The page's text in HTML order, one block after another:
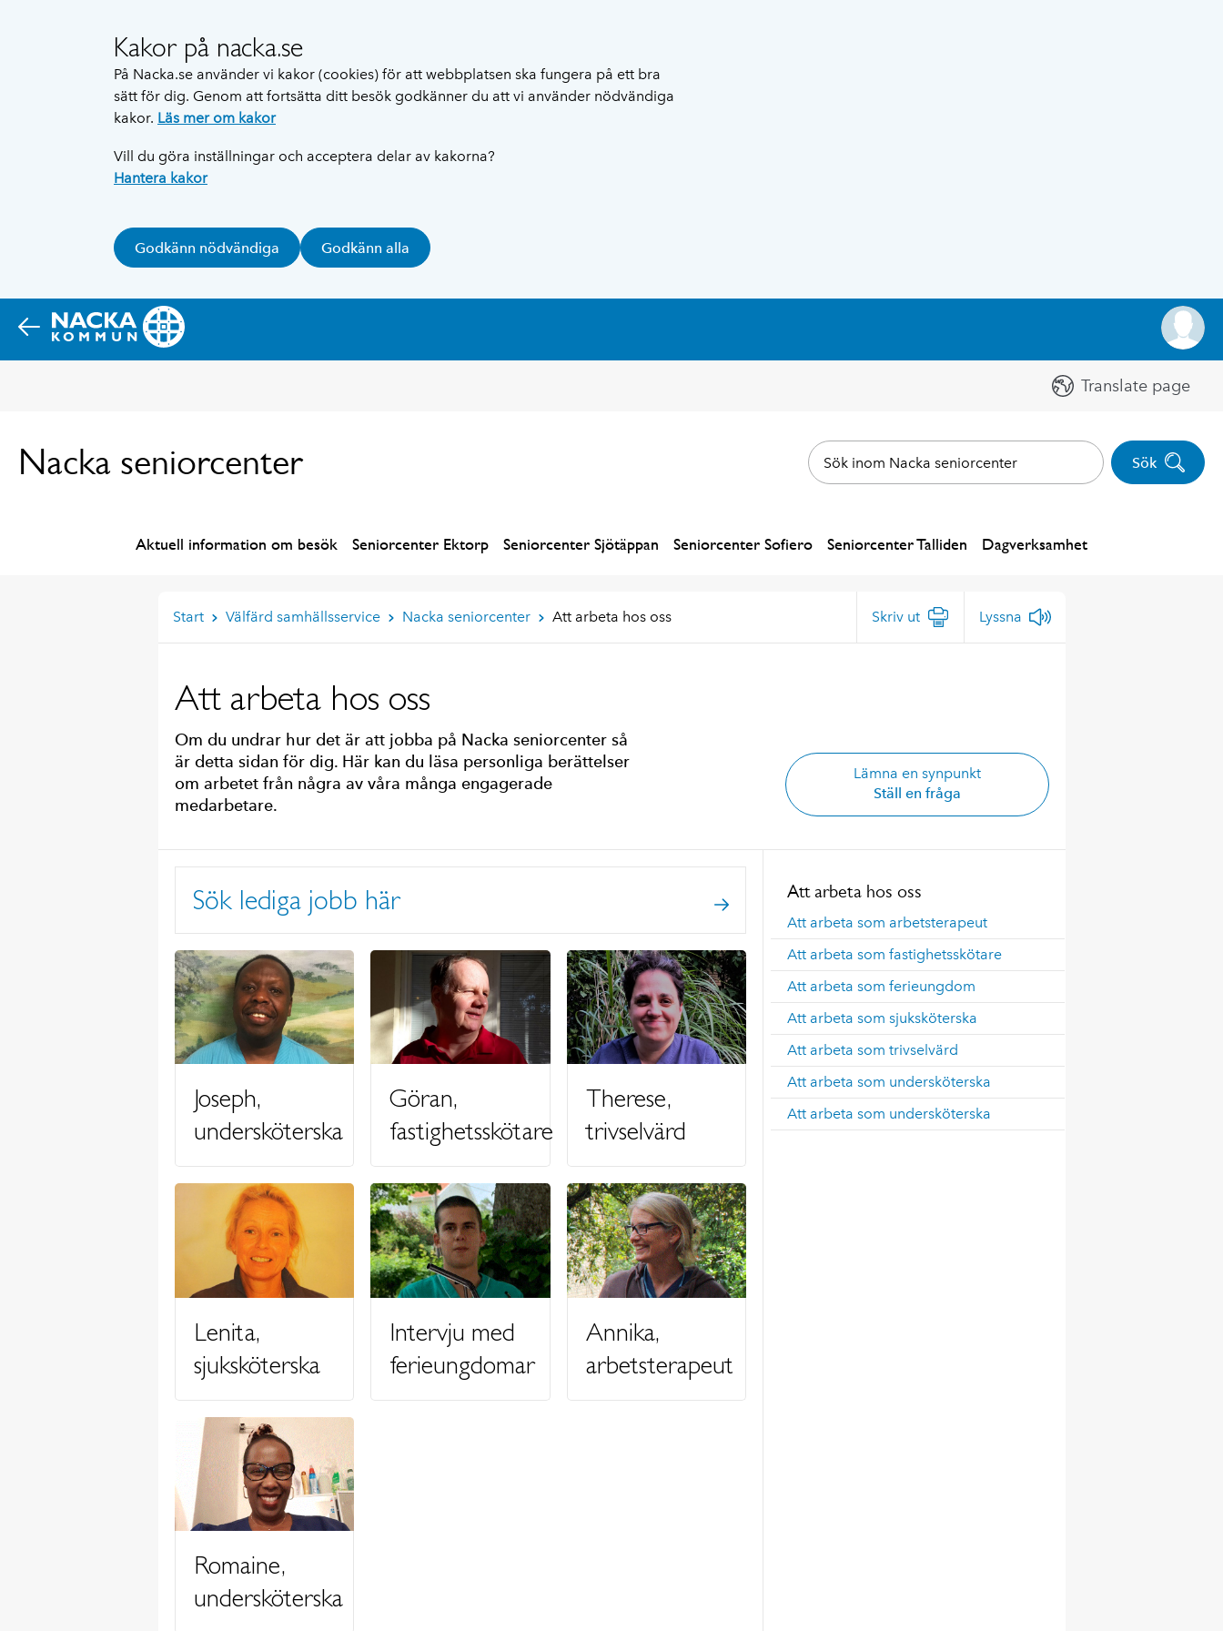
Kakor på nacka.se
På Nacka.se använder vi kakor (cookies) för att webbplatsen ska fungera på ett bra
sätt för dig. Genom att fortsätta ditt besök godkänner du att vi använder nödvändiga
kakor. Läs mer om kakor
Vill du göra inställningar och acceptera delar av kakorna?
Hantera kakor
Godkänn nödvändiga Godkänn alla
Translate page
Nacka seniorcenter Sök
Aktuell information om besök Seniorcenter Ektorp Seniorcenter Sjötäppan Seniorcenter Sofiero Seniorcenter Talliden Dagverksamhet
Start Välfärd samhällsservice Nacka seniorcenter Att arbeta hos oss Skriv ut Lyssna
Att arbeta hos oss
Om du undrar hur det är att jobba på Nacka seniorcenter så
är detta sidan för dig. Här kan du läsa personliga berättelser
om arbetet från några av våra många engagerade
medarbetare.
Lämna en synpunkt
Ställ en fråga
Att arbeta hos oss
Att arbeta som arbetsterapeut
Att arbeta som fastighetsskötare
Att arbeta som ferieungdom
Att arbeta som sjuksköterska
Att arbeta som trivselvärd
Att arbeta som undersköterska
Att arbeta som undersköterska
Sök lediga jobb här
Joseph,
undersköterska
Göran,
fastighetsskötare
Therese,
trivselvärd
Lenita,
sjuksköterska
Intervju med
ferieungdomar
Annika,
arbetsterapeut
Romaine,
undersköterska